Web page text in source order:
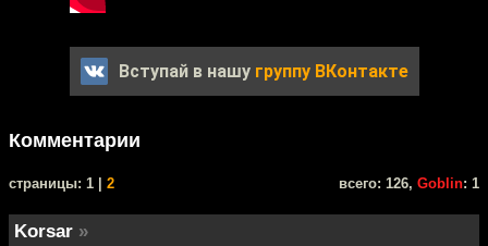
Вступай в нашу группу ВКонтакте
Комментарии
cтраницы: 1 | 2 всего: 126, Goblin: 1
Korsar »